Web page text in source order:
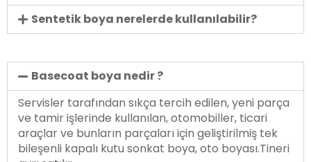
Sentetik boya nerelerde kullanılabilir?
Basecoat boya nedir ?
Servisler tarafından sıkça tercih edilen, yeni parça
ve tamir işlerinde kullanılan, otomobiller, ticari
araçlar ve bunların parçaları için geliştirilmiş tek
bileşenli kapalı kutu sonkat boya, oto boyası.Tineri